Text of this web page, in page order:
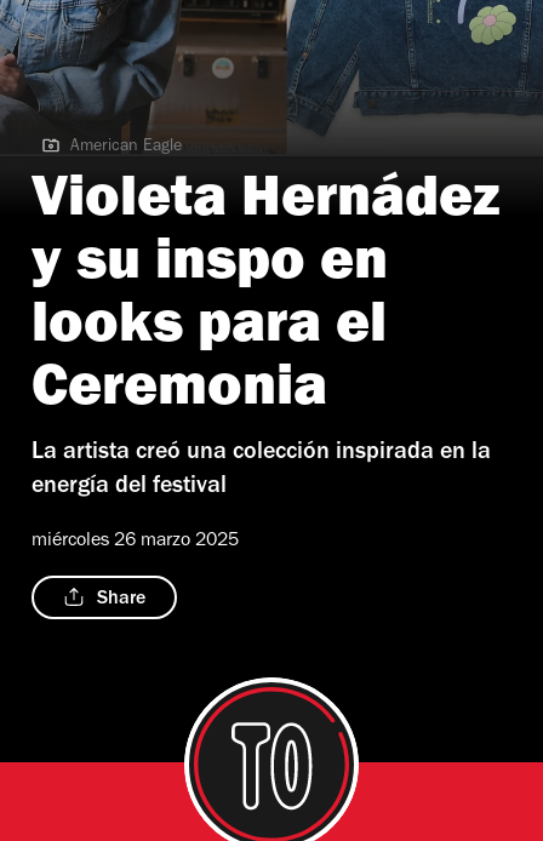
American Eagle
American Eagle
Violeta Hernádez
y su inspo en
looks para el
Ceremonia
La artista creó una colección inspirada en la
energía del festival
miércoles 26 marzo 2025
Share